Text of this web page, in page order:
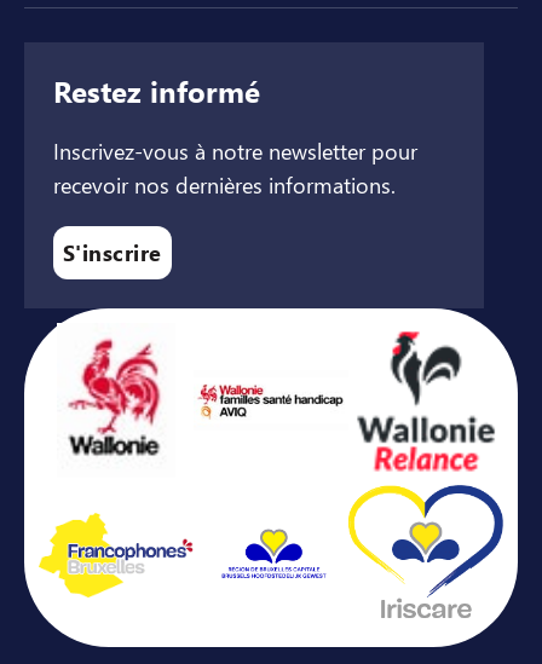
Restez informé
Inscrivez-vous à notre newsletter pour
recevoir nos dernières informations.
S'inscrire
Avec le soutien de ...